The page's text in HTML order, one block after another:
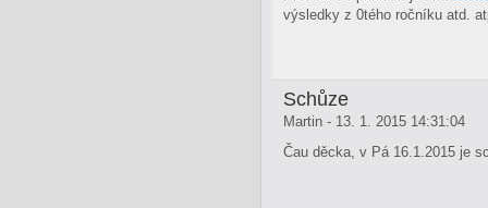
výsledky z 0tého ročníku atd.
Schůze
Martin - 13. 1. 2015 14:31:04
Čau děcka, v Pá 16.1.2015 je